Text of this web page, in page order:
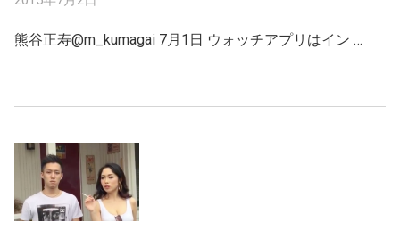
熊谷正寿@m_kumagai 7月1日 ウォッチアプリはイン …